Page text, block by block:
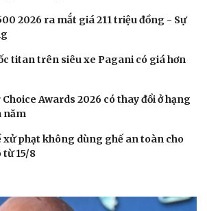
2026 ra mắt giá 211 triệu đồng - Sự
titan trên siêu xe Pagani có giá hơn
Awards 2026 có thay đổi ở hạng
năm
xử phạt không dùng ghế an toàn cho
15/8